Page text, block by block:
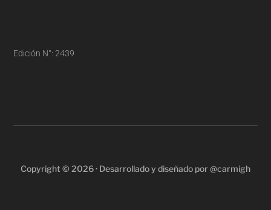
Edición N°: 2439
Copyright © 2026 · Desarrollado y diseñado por @carmigh